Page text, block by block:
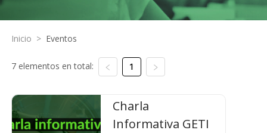
Inicio > Eventos
7 elementos en total: 1
Charla
Informativa GETI